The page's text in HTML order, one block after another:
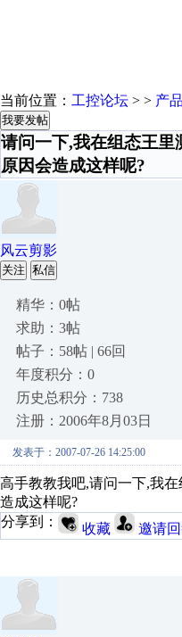
当前位置： 工控论坛 > > 产品
我要发帖
请问一下,我在组态王里
原因会造成这样呢?
风云剪影
关注 私信
精华：0帖
求助：3帖
帖子：58帖 | 66回
年度积分：0
历史总积分：738
注册：2006年8月03日
发表于：2007-07-26 14:25:00
高手教教我吧,请问一下,我
造成这样呢?
分享到：
收藏 邀请